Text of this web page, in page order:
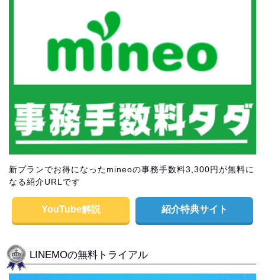
新プランでお得になったmineoの事務手数料3,300円が無料に
なる紹介URLです
YouTube解説 紹介特典サイト
LINEMOの無料トライアル